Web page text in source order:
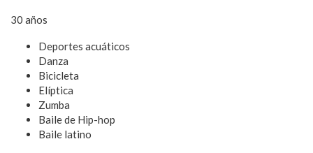
30 años
Deportes acuáticos
Danza
Bicicleta
Elíptica
Zumba
Baile de Hip-hop
Baile latino